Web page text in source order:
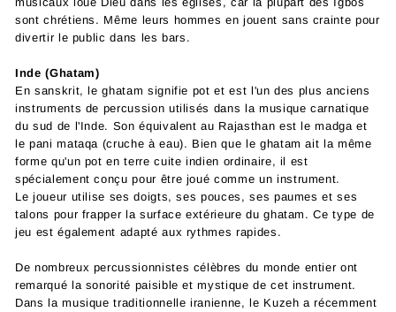
sont chrétiens. Même leurs hommes en jouent sans crainte pour
divertir le public dans les bars.
Inde (Ghatam)
En sanskrit, le ghatam signifie pot et est l'un des plus anciens
instruments de percussion utilisés dans la musique carnatique
du sud de l'Inde. Son équivalent au Rajasthan est le madga et
le pani mataqa (cruche à eau). Bien que le ghatam ait la même
forme qu'un pot en terre cuite indien ordinaire, il est
spécialement conçu pour être joué comme un instrument.
Le joueur utilise ses doigts, ses pouces, ses paumes et ses
talons pour frapper la surface extérieure du ghatam. Ce type de
jeu est également adapté aux rythmes rapides.
De nombreux percussionnistes célèbres du monde entier ont
remarqué la sonorité paisible et mystique de cet instrument.
Dans la musique traditionnelle iranienne, le Kuzeh a récemment